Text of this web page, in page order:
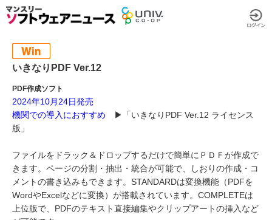
いきなりPDF Ver.12
PDF作成ソフト
2024年10月24日発売
機関での導入におすすめ
▶︎「いきなりPDF Ver.12 ライセンス
版」
ファイルをドラック＆ドロップするだけで簡単にＰＤＦが作成で
きます。ページの分割・抽出・統合が可能で、しおりの作成・コ
メントの書き込みもできます。STANDARDは変換機能（PDFを
WordやExcelなどに変換）が搭載されています。COMPLETEは
上位版で、PDFのテキスト直接編集やクリップアートの挿入など